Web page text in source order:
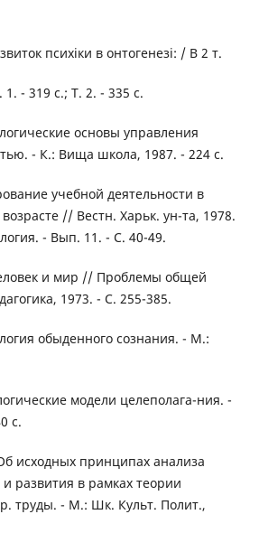
психіки в онтогенезі: / В 2 т.
- 319 с.; Т. 2. - 335 с.
основы управления
- К.: Вища школа, 1987. - 224 с.
учебной деятельности в
// Вестн. Харьк. ун-та, 1978.
- Вып. 11. - С. 40-49.
и мир // Проблемы общей
1973. - С. 255-385.
обыденного сознания. - М.:
модели целеполага-ния. -
с.
исходных принципах анализа
развития в рамках теории
труды. - М.: Шк. Культ. Полит.,